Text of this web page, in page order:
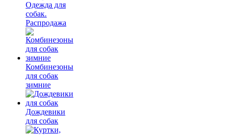
Одежда для
собак.
Распродажа
Комбинезоны
для собак
зимние
Дождевики
для собак